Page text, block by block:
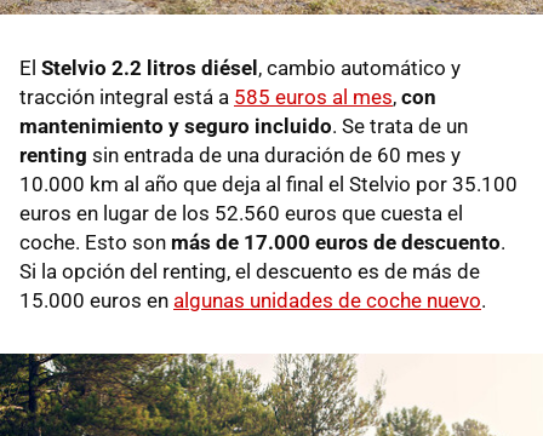
El Stelvio 2.2 litros diésel, cambio automático y
tracción integral está a 585 euros al mes, con
mantenimiento y seguro incluido. Se trata de un
renting sin entrada de una duración de 60 mes y
10.000 km al año que deja al final el Stelvio por 35.100
euros en lugar de los 52.560 euros que cuesta el
coche. Esto son más de 17.000 euros de descuento.
Si la opción del renting, el descuento es de más de
15.000 euros en algunas unidades de coche nuevo.